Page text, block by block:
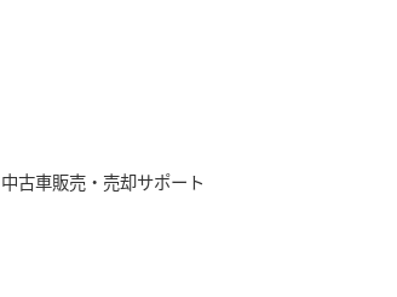
古車販売・売却サポート